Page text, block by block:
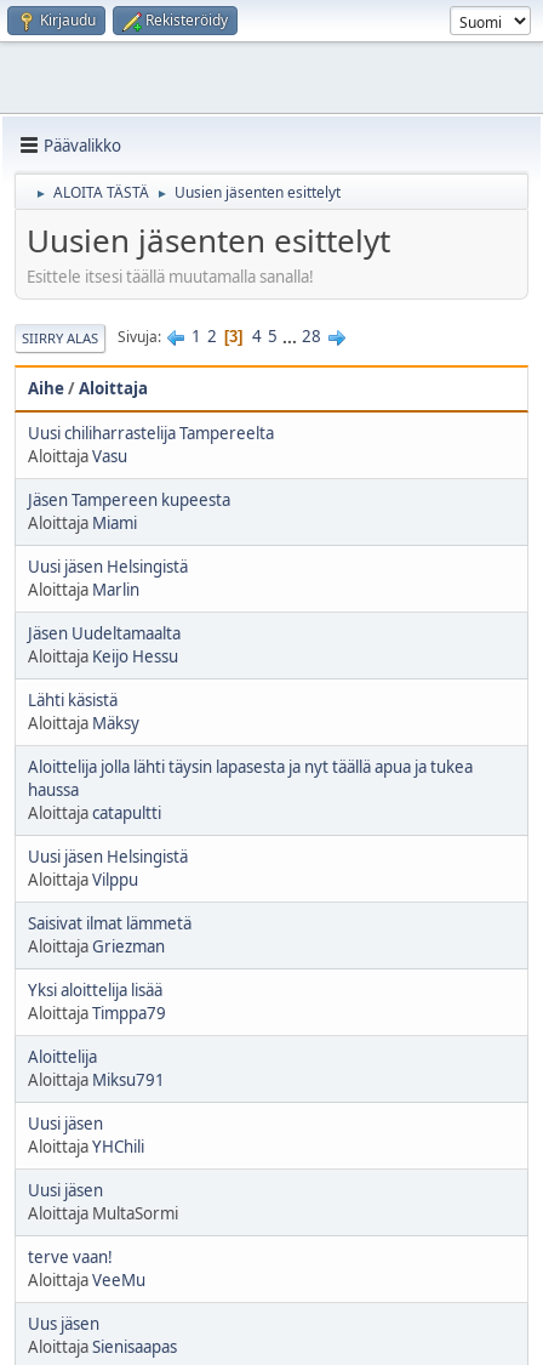
Kirjaudu Rekisteröidy
Päävalikko
► ALOITA TÄSTÄ ► Uusien jäsenten esittelyt
Uusien jäsenten esittelyt
Esittele itsesi täällä muutamalla sanalla!
SIIRRY ALAS Sivuja 1 2 3 4 5 ... 28
Aihe/Aloittaja
Uusi chiliharrastelija Tampereelta
AloittajaVasu
Jäsen Tampereen kupeesta
Aloittaja Miami
Uusi jäsen Helsingistä
Aloittaja Marlin
Jäsen Uudeltamaalta
Aloittaja Keijo Hessu
Lähti käsistä
Aloittaja Mäksy
Aloittelija jolla lähti täysin lapasesta ja nyt täällä apua ja tukea
haussa
Aloittajacatapultti
Uusi jäsen Helsingistä
AloittajaVilppu
Saisivat ilmat lämmetä
AloittajaGriezman
Yksi aloittelija lisää
AloittajaTimppa79
Aloittelija
Aloittaja Miksu791
Uusi jäsen
AloittajaYHChili
Uusi jäsen
Aloittaja MultaSormi
terve vaan!
AloittajaVeeMu
Uus jäsen
AloittajaSienisaapas